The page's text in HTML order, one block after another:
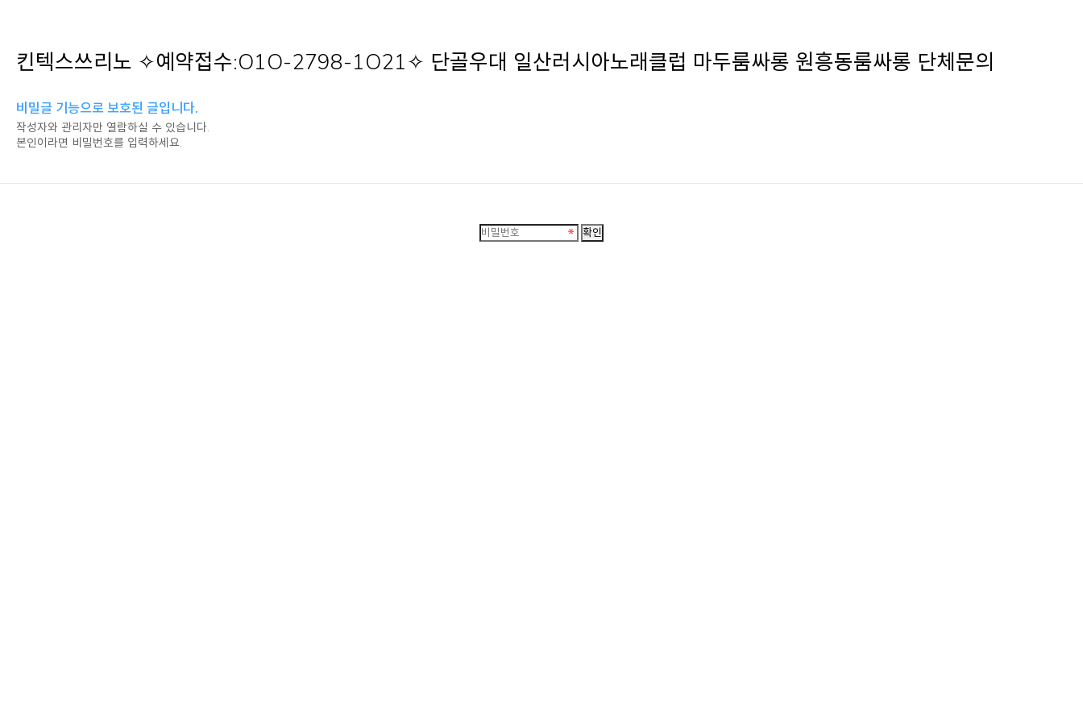
킨텍스쓰리노 ✧예약접수:O1O-2798-1O21✧ 단골우대 일산러시아노래클럽 마두룸싸롱 원흥동룸싸롱 단체문의
비밀글 기능으로 보호된 글입니다.
작성자와 관리자만 열람하실 수 있습니다.
본인이라면 비밀번호를 입력하세요.